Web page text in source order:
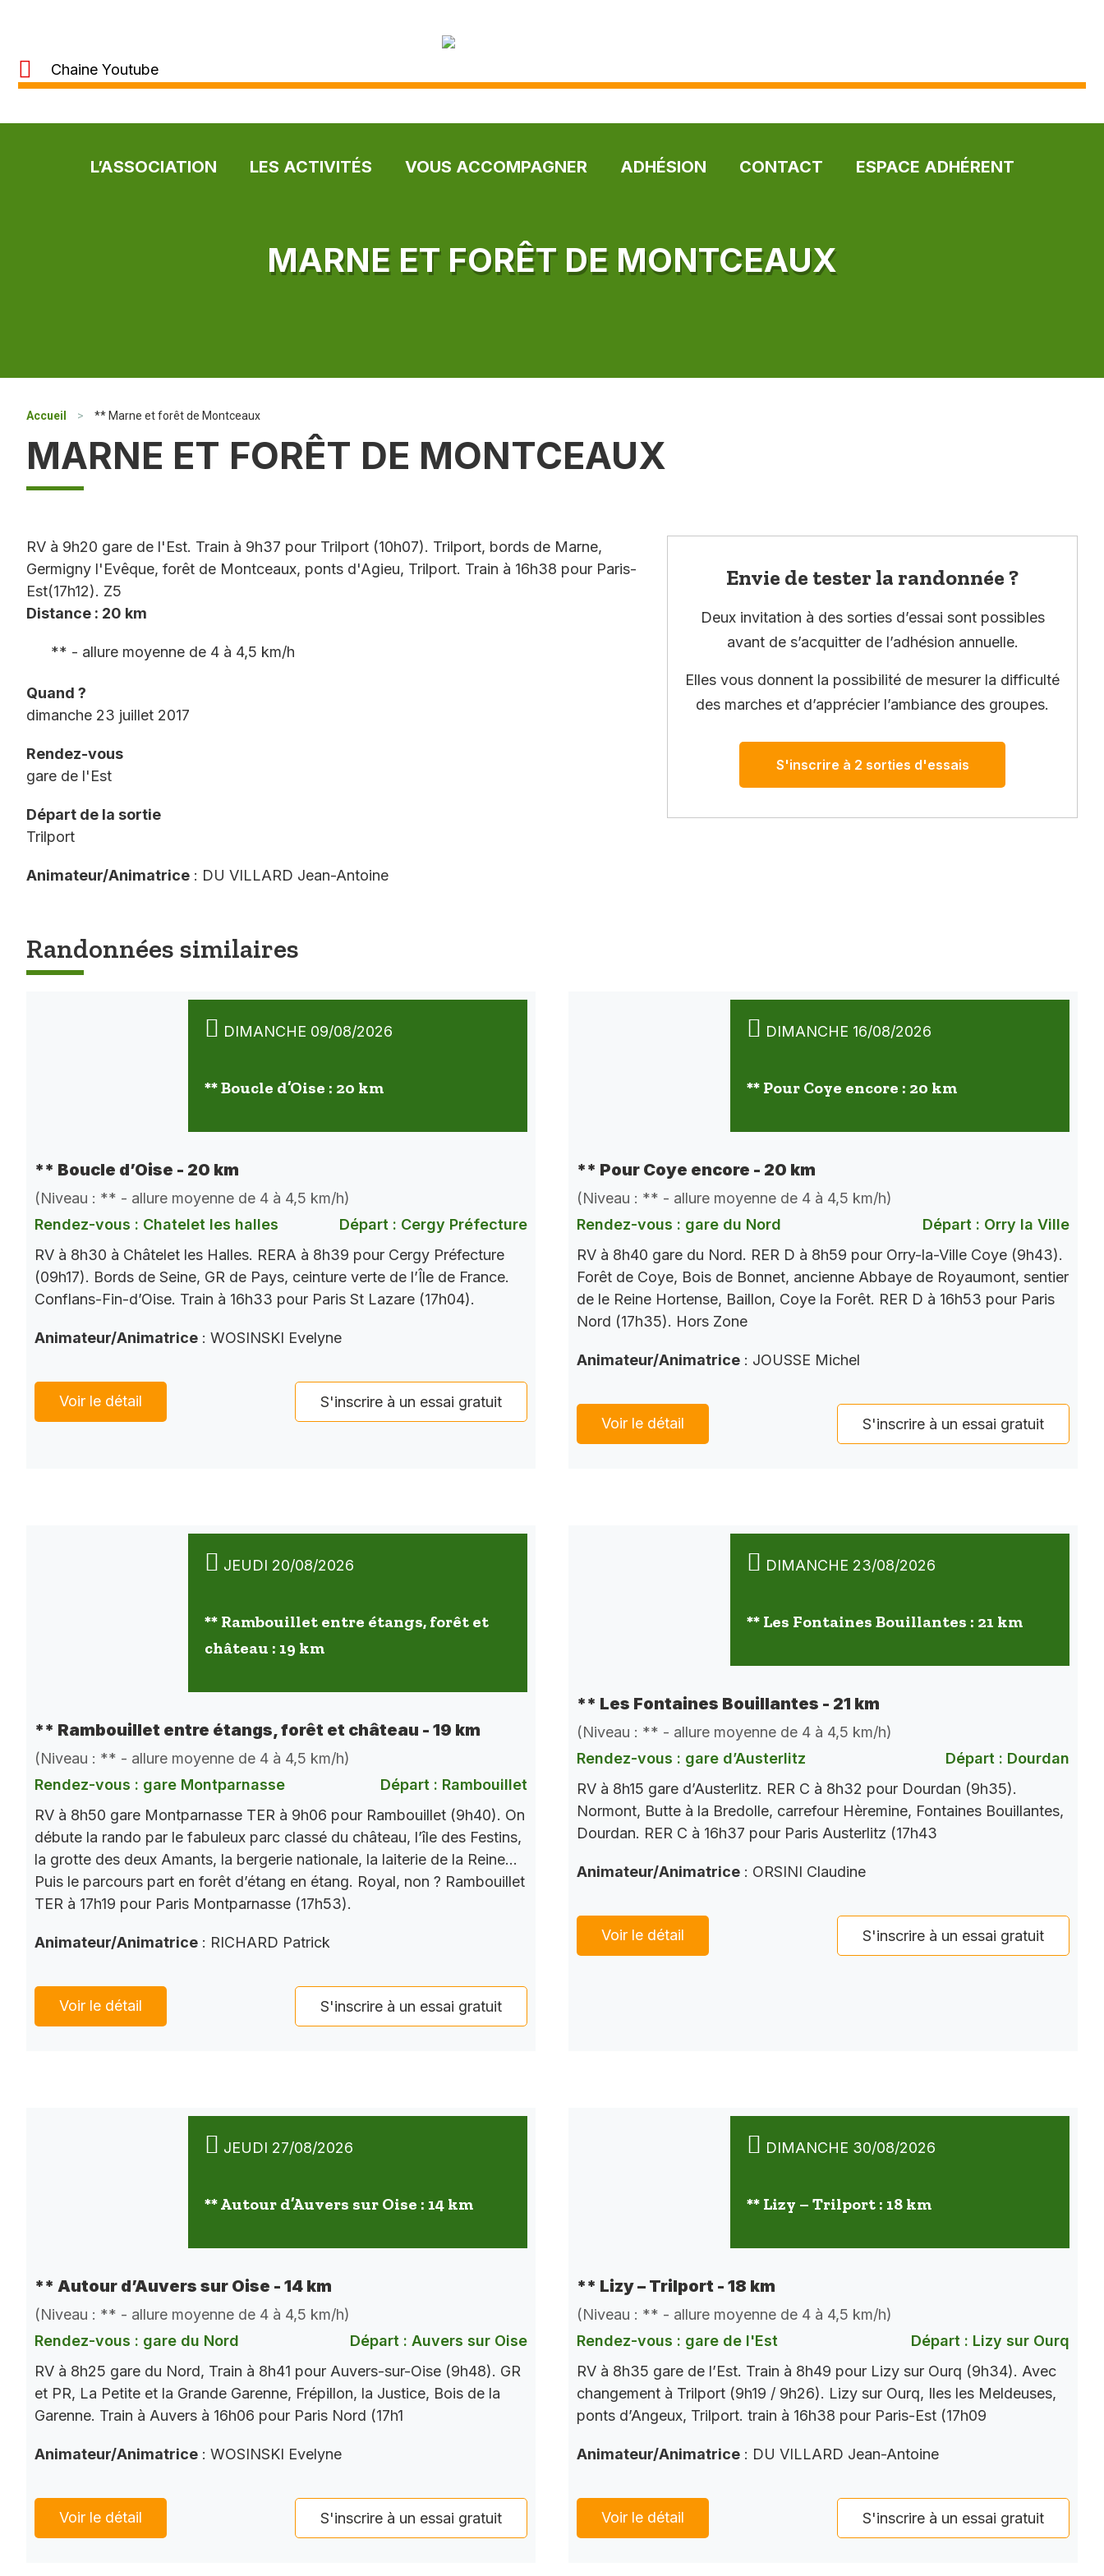
Chaine Youtube
L’ASSOCIATION LES ACTIVITÉS VOUS ACCOMPAGNER ADHÉSION CONTACT ESPACE ADHÉRENT
MARNE ET FORÊT DE MONTCEAUX
Accueil > ** Marne et forêt de Montceaux
MARNE ET FORÊT DE MONTCEAUX
RV à 9h20 gare de l'Est. Train à 9h37 pour Trilport (10h07). Trilport, bords de Marne,
Germigny l'Evêque, forêt de Montceaux, ponts d'Agieu, Trilport. Train à 16h38 pour Paris-
Est(17h12). Z5
Distance : 20 km
** - allure moyenne de 4 à 4,5 km/h
Quand ?
dimanche 23 juillet 2017
Rendez-vous
gare de l'Est
Départ de la sortie
Trilport
Animateur/Animatrice : DU VILLARD Jean-Antoine
Envie de tester la randonnée ?
Deux invitation à des sorties d’essai sont possibles
avant de s’acquitter de l’adhésion annuelle.
Elles vous donnent la possibilité de mesurer la difficulté
des marches et d’apprécier l’ambiance des groupes.
S'inscrire à 2 sorties d'essais
Randonnées similaires
DIMANCHE 09/08/2026
** Boucle d’Oise : 20 km
** Boucle d’Oise - 20 km
(Niveau : ** - allure moyenne de 4 à 4,5 km/h)
Rendez-vous : Chatelet les halles
Départ : Cergy Préfecture
RV à 8h30 à Châtelet les Halles. RERA à 8h39 pour Cergy Préfecture
(09h17). Bords de Seine, GR de Pays, ceinture verte de l’Île de France.
Conflans-Fin-d’Oise. Train à 16h33 pour Paris St Lazare (17h04).
Animateur/Animatrice : WOSINSKI Evelyne
Voir le détail S'inscrire à un essai gratuit
DIMANCHE 16/08/2026
** Pour Coye encore : 20 km
** Pour Coye encore - 20 km
(Niveau : ** - allure moyenne de 4 à 4,5 km/h)
Rendez-vous : gare du Nord
Départ : Orry la Ville
RV à 8h40 gare du Nord. RER D à 8h59 pour Orry-la-Ville Coye (9h43).
Forêt de Coye, Bois de Bonnet, ancienne Abbaye de Royaumont, sentier
de le Reine Hortense, Baillon, Coye la Forêt. RER D à 16h53 pour Paris
Nord (17h35). Hors Zone
Animateur/Animatrice : JOUSSE Michel
Voir le détail S'inscrire à un essai gratuit
JEUDI 20/08/2026
** Rambouillet entre étangs, forêt et
château : 19 km
** Rambouillet entre étangs, forêt et château - 19 km
(Niveau : ** - allure moyenne de 4 à 4,5 km/h)
Rendez-vous : gare Montparnasse
Départ : Rambouillet
RV à 8h50 gare Montparnasse TER à 9h06 pour Rambouillet (9h40). On
débute la rando par le fabuleux parc classé du château, l’île des Festins,
la grotte des deux Amants, la bergerie nationale, la laiterie de la Reine…
Puis le parcours part en forêt d’étang en étang. Royal, non ? Rambouillet
TER à 17h19 pour Paris Montparnasse (17h53).
Animateur/Animatrice : RICHARD Patrick
Voir le détail S'inscrire à un essai gratuit
DIMANCHE 23/08/2026
** Les Fontaines Bouillantes : 21 km
** Les Fontaines Bouillantes - 21 km
(Niveau : ** - allure moyenne de 4 à 4,5 km/h)
Rendez-vous : gare d’Austerlitz
Départ : Dourdan
RV à 8h15 gare d’Austerlitz. RER C à 8h32 pour Dourdan (9h35).
Normont, Butte à la Bredolle, carrefour Hèremine, Fontaines Bouillantes,
Dourdan. RER C à 16h37 pour Paris Austerlitz (17h43
Animateur/Animatrice : ORSINI Claudine
Voir le détail S'inscrire à un essai gratuit
JEUDI 27/08/2026
** Autour d’Auvers sur Oise : 14 km
** Autour d’Auvers sur Oise - 14 km
(Niveau : ** - allure moyenne de 4 à 4,5 km/h)
Rendez-vous : gare du Nord
Départ : Auvers sur Oise
RV à 8h25 gare du Nord, Train à 8h41 pour Auvers-sur-Oise (9h48). GR
et PR, La Petite et la Grande Garenne, Frépillon, la Justice, Bois de la
Garenne. Train à Auvers à 16h06 pour Paris Nord (17h1
Animateur/Animatrice : WOSINSKI Evelyne
Voir le détail S'inscrire à un essai gratuit
DIMANCHE 30/08/2026
** Lizy – Trilport : 18 km
** Lizy – Trilport - 18 km
(Niveau : ** - allure moyenne de 4 à 4,5 km/h)
Rendez-vous : gare de l'Est
Départ : Lizy sur Ourq
RV à 8h35 gare de l’Est. Train à 8h49 pour Lizy sur Ourq (9h34). Avec
changement à Trilport (9h19 / 9h26). Lizy sur Ourq, Iles les Meldeuses,
ponts d’Angeux, Trilport. train à 16h38 pour Paris-Est (17h09
Animateur/Animatrice : DU VILLARD Jean-Antoine
Voir le détail S'inscrire à un essai gratuit